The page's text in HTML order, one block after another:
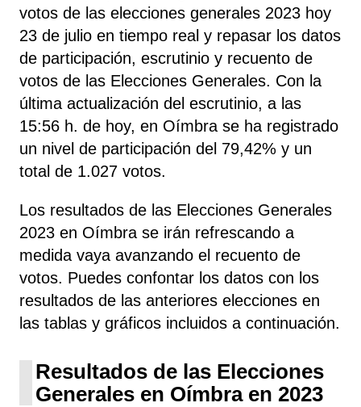
votos de las elecciones generales 2023 hoy
23 de julio en tiempo real y repasar los datos
de participación, escrutinio y recuento de
votos de las Elecciones Generales. Con la
última actualización del escrutinio, a las
15:56 h. de hoy, en Oímbra se ha registrado
un nivel de participación del 79,42% y un
total de 1.027 votos.
Los resultados de las Elecciones Generales
2023 en Oímbra se irán refrescando a
medida vaya avanzando el recuento de
votos. Puedes confontar los datos con los
resultados de las anteriores elecciones en
las tablas y gráficos incluidos a continuación.
Resultados de las Elecciones
Generales en Oímbra en 2023